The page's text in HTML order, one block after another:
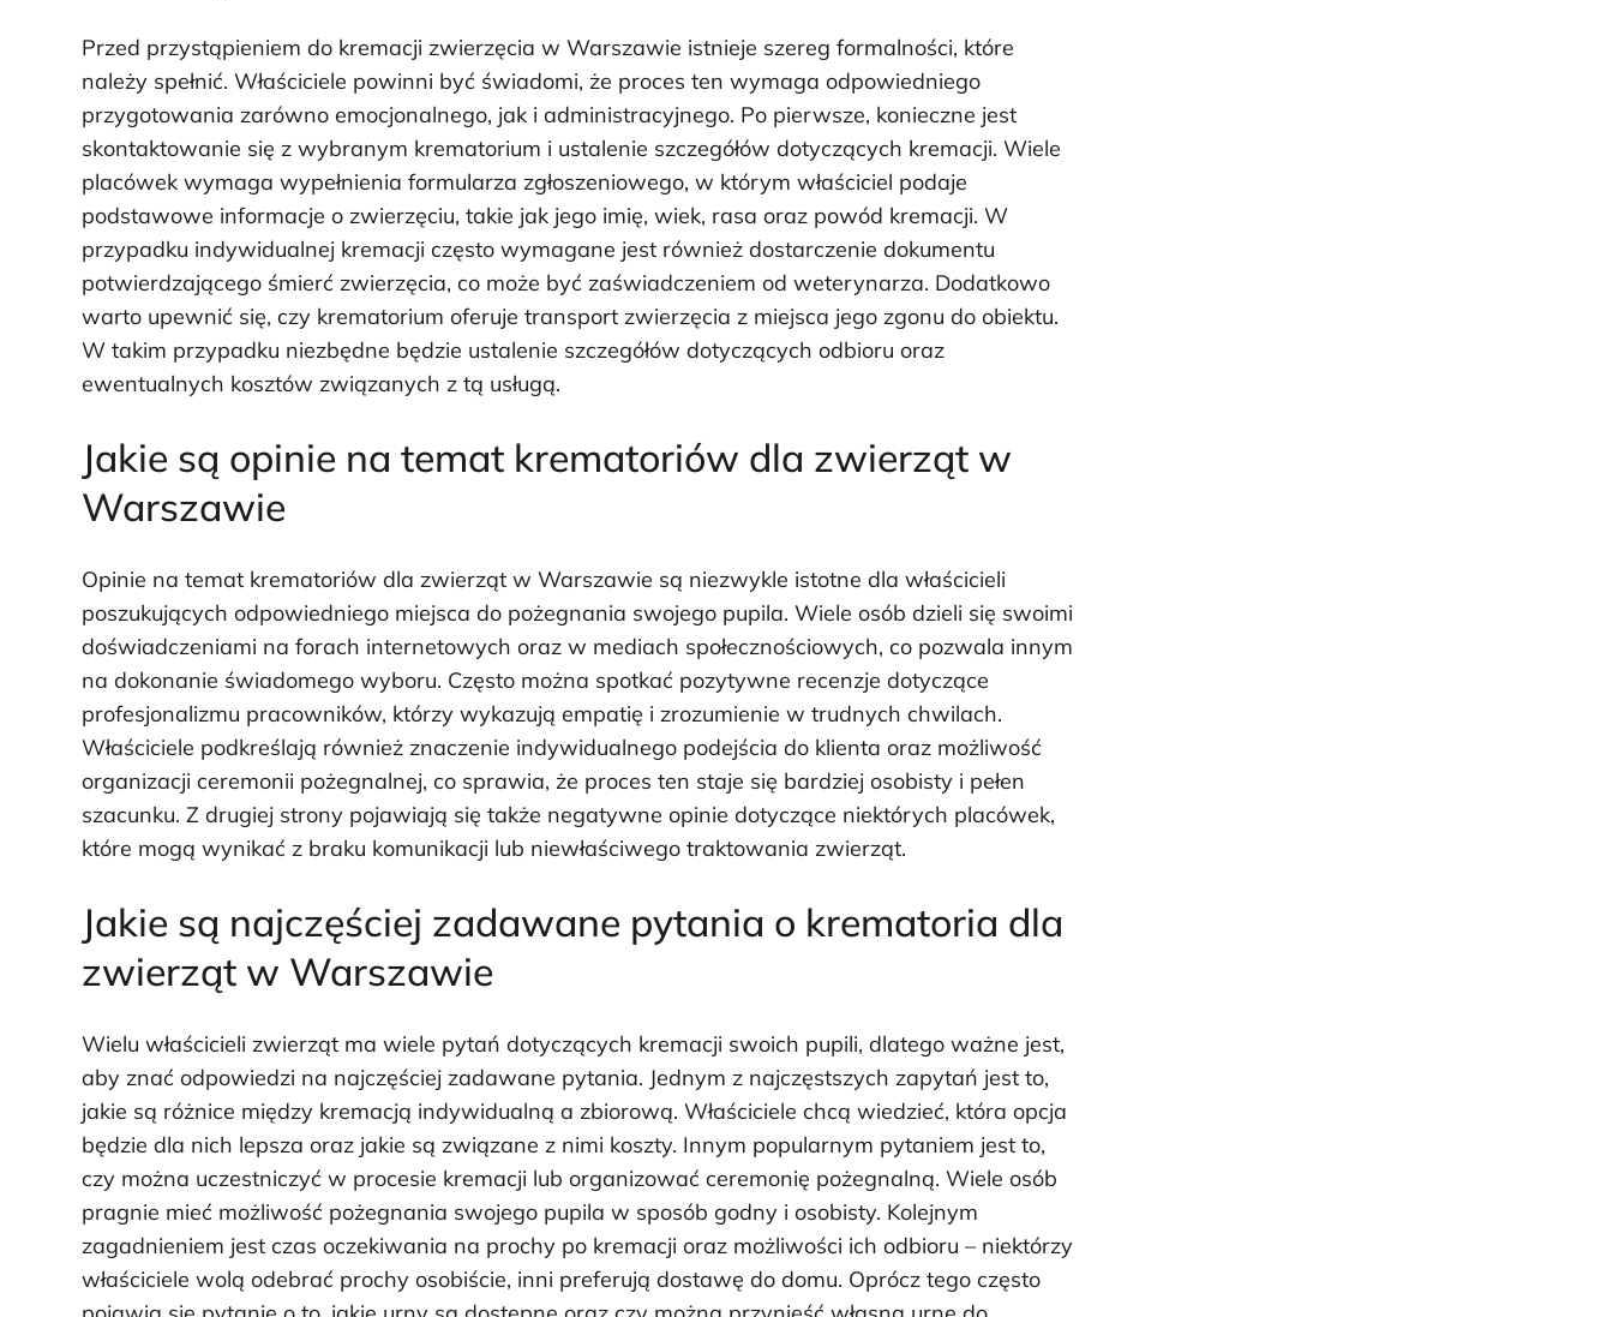
Przed przystąpieniem do kremacji zwierzęcia w Warszawie istnieje szereg formalności, które
należy spełnić. Właściciele powinni być świadomi, że proces ten wymaga odpowiedniego
przygotowania zarówno emocjonalnego, jak i administracyjnego. Po pierwsze, konieczne jest
skontaktowanie się z wybranym krematorium i ustalenie szczegółów dotyczących kremacji. Wiele
placówek wymaga wypełnienia formularza zgłoszeniowego, w którym właściciel podaje
podstawowe informacje o zwierzęciu, takie jak jego imię, wiek, rasa oraz powód kremacji. W
przypadku indywidualnej kremacji często wymagane jest również dostarczenie dokumentu
potwierdzającego śmierć zwierzęcia, co może być zaświadczeniem od weterynarza. Dodatkowo
warto upewnić się, czy krematorium oferuje transport zwierzęcia z miejsca jego zgonu do obiektu.
W takim przypadku niezbędne będzie ustalenie szczegółów dotyczących odbioru oraz
ewentualnych kosztów związanych z tą usługą.
Jakie są opinie na temat krematoriów dla zwierząt w
Warszawie
Opinie na temat krematoriów dla zwierząt w Warszawie są niezwykle istotne dla właścicieli
poszukujących odpowiedniego miejsca do pożegnania swojego pupila. Wiele osób dzieli się swoimi
doświadczeniami na forach internetowych oraz w mediach społecznościowych, co pozwala innym
na dokonanie świadomego wyboru. Często można spotkać pozytywne recenzje dotyczące
profesjonalizmu pracowników, którzy wykazują empatię i zrozumienie w trudnych chwilach.
Właściciele podkreślają również znaczenie indywidualnego podejścia do klienta oraz możliwość
organizacji ceremonii pożegnalnej, co sprawia, że proces ten staje się bardziej osobisty i pełen
szacunku. Z drugiej strony pojawiają się także negatywne opinie dotyczące niektórych placówek,
które mogą wynikać z braku komunikacji lub niewłaściwego traktowania zwierząt.
Jakie są najczęściej zadawane pytania o krematoria dla
zwierząt w Warszawie
Wielu właścicieli zwierząt ma wiele pytań dotyczących kremacji swoich pupili, dlatego ważne jest,
aby znać odpowiedzi na najczęściej zadawane pytania. Jednym z najczęstszych zapytań jest to,
jakie są różnice między kremacją indywidualną a zbiorową. Właściciele chcą wiedzieć, która opcja
będzie dla nich lepsza oraz jakie są związane z nimi koszty. Innym popularnym pytaniem jest to,
czy można uczestniczyć w procesie kremacji lub organizować ceremonię pożegnalną. Wiele osób
pragnie mieć możliwość pożegnania swojego pupila w sposób godny i osobisty. Kolejnym
zagadnieniem jest czas oczekiwania na prochy po kremacji oraz możliwości ich odbioru – niektórzy
właściciele wolą odebrać prochy osobiście, inni preferują dostawę do domu. Oprócz tego często